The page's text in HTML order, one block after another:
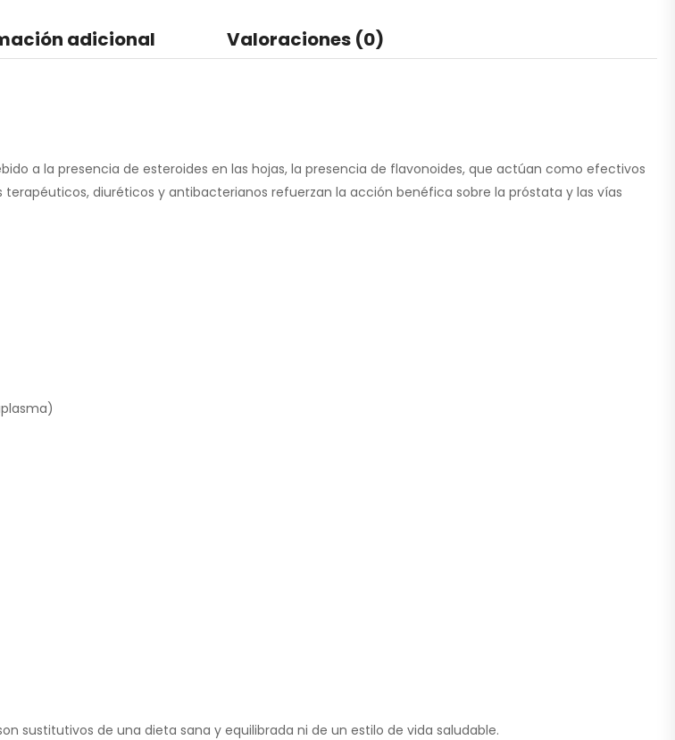
adicional Valoraciones (0)
a la presencia de esteroides en las hojas, la presencia de flavonoides, que actúan como efectivos
diuréticos y antibacterianos refuerzan la acción benéfica sobre la próstata y las vías
sustitutivos de una dieta sana y equilibrada ni de un estilo de vida saludable.